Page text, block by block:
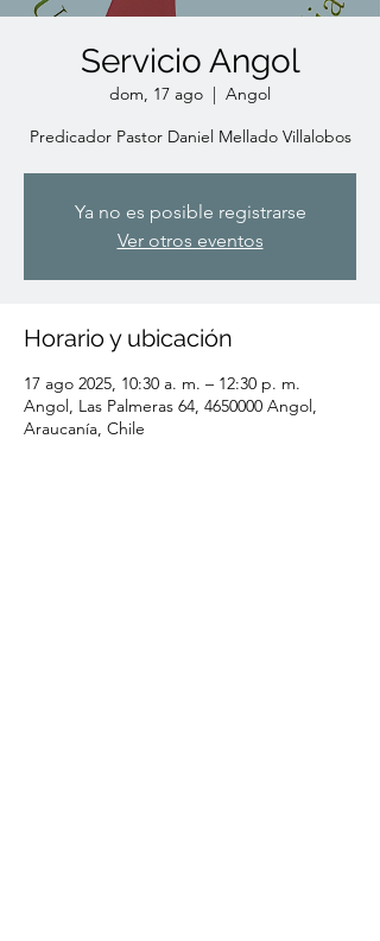
Servicio Angol
dom, 17 ago
  |
Angol
Predicador Pastor Daniel Mellado Villalobos
Ya no es posible registrarse
Ver otros eventos
Horario y ubicación
17 ago 2025, 10:30 a. m. – 12:30 p. m.
Angol, Las Palmeras 64, 4650000 Angol,
Araucanía, Chile